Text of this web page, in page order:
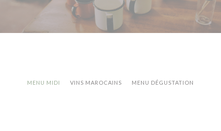
MENU MIDI VINS MAROCAINS MENU DÉGUSTATION